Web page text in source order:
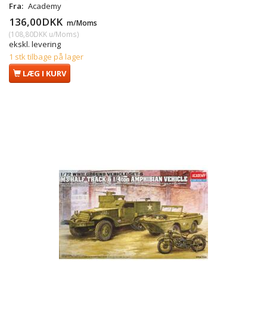
Fra: Academy
136,00DKK m/Moms
(108,80DKK u/Moms)
ekskl. levering
1 stk tilbage på lager
LÆG I KURV